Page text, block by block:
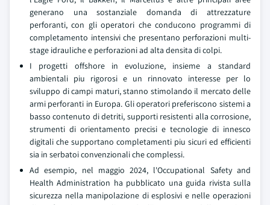
generano una sostanziale domanda di attrezzature
perforanti, con gli operatori che conducono programmi di
completamento intensivi che presentano perforazioni multi-
stage idrauliche e perforazioni ad alta densita di colpi.
I progetti offshore in evoluzione, insieme a standard
ambientali piu rigorosi e un rinnovato interesse per lo
sviluppo di campi maturi, stanno stimolando il mercato delle
armi perforanti in Europa. Gli operatori preferiscono sistemi a
basso contenuto di detriti, supporti resistenti alla corrosione,
strumenti di orientamento precisi e tecnologie di innesco
digitali che supportano completamenti piu sicuri ed efficienti
sia in serbatoi convenzionali che complessi.
Ad esempio, nel maggio 2024, l'Occupational Safety and
Health Administration ha pubblicato una guida rivista sulla
sicurezza nella manipolazione di esplosivi e nelle operazioni